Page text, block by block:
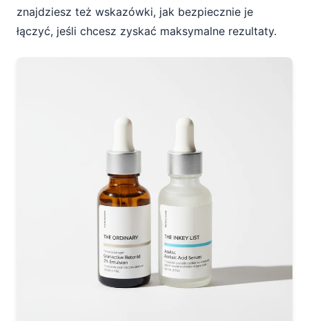
Kiedy lepiej postawić na retinol?
Kiedy korzystniejszy będzie kwas
Sprawdzone sposoby łączenia retinolu i
kwasu azelainowego
Zasady bezpiecznej kuracji na
przebarwienia po trądziku
Podsumowanie – którą drogę wybrać do
jaśniejszej cery?
znajdziesz też wskazówki, jak bezpiecznie je
łączyć, jeśli chcesz zyskać maksymalne rezultaty.